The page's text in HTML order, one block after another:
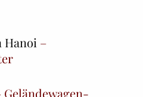
Hanoi –
Geländewagen-